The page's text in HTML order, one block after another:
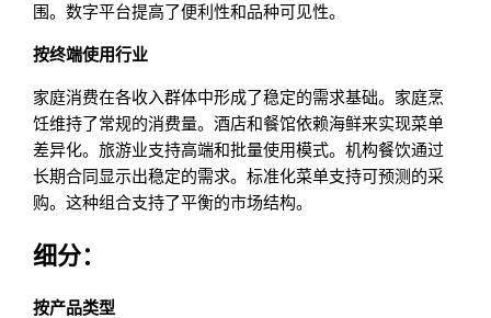
围。数字平台提高了便利性和品种可见性。
按终端使用行业
家庭消费在各收入群体中形成了稳定的需求基础。家庭烹
饪维持了常规的消费量。酒店和餐馆依赖海鲜来实现菜单
差异化。旅游业支持高端和批量使用模式。机构餐饮通过
长期合同显示出稳定的需求。标准化菜单支持可预测的采
购。这种组合支持了平衡的市场结构。
细分：
按产品类型